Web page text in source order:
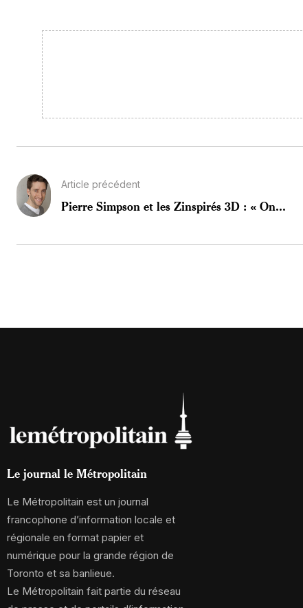
Article précédent
Pierre Simpson et les Zinspirés 3D : « On...
Le journal le Métropolitain
Le Métropolitain est un journal
francophone d’information locale et
régionale en format papier et
numérique pour la grande région de
Toronto et sa banlieue.
Le Métropolitain fait partie du réseau